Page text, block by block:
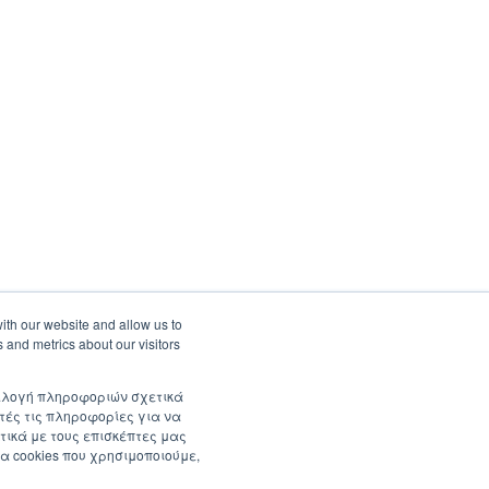
our website and allow us to
metrics about our visitors
πληροφοριών σχετικά
τις πληροφορίες για να
με τους επισκέπτες μας
cookies που χρησιμοποιούμε,